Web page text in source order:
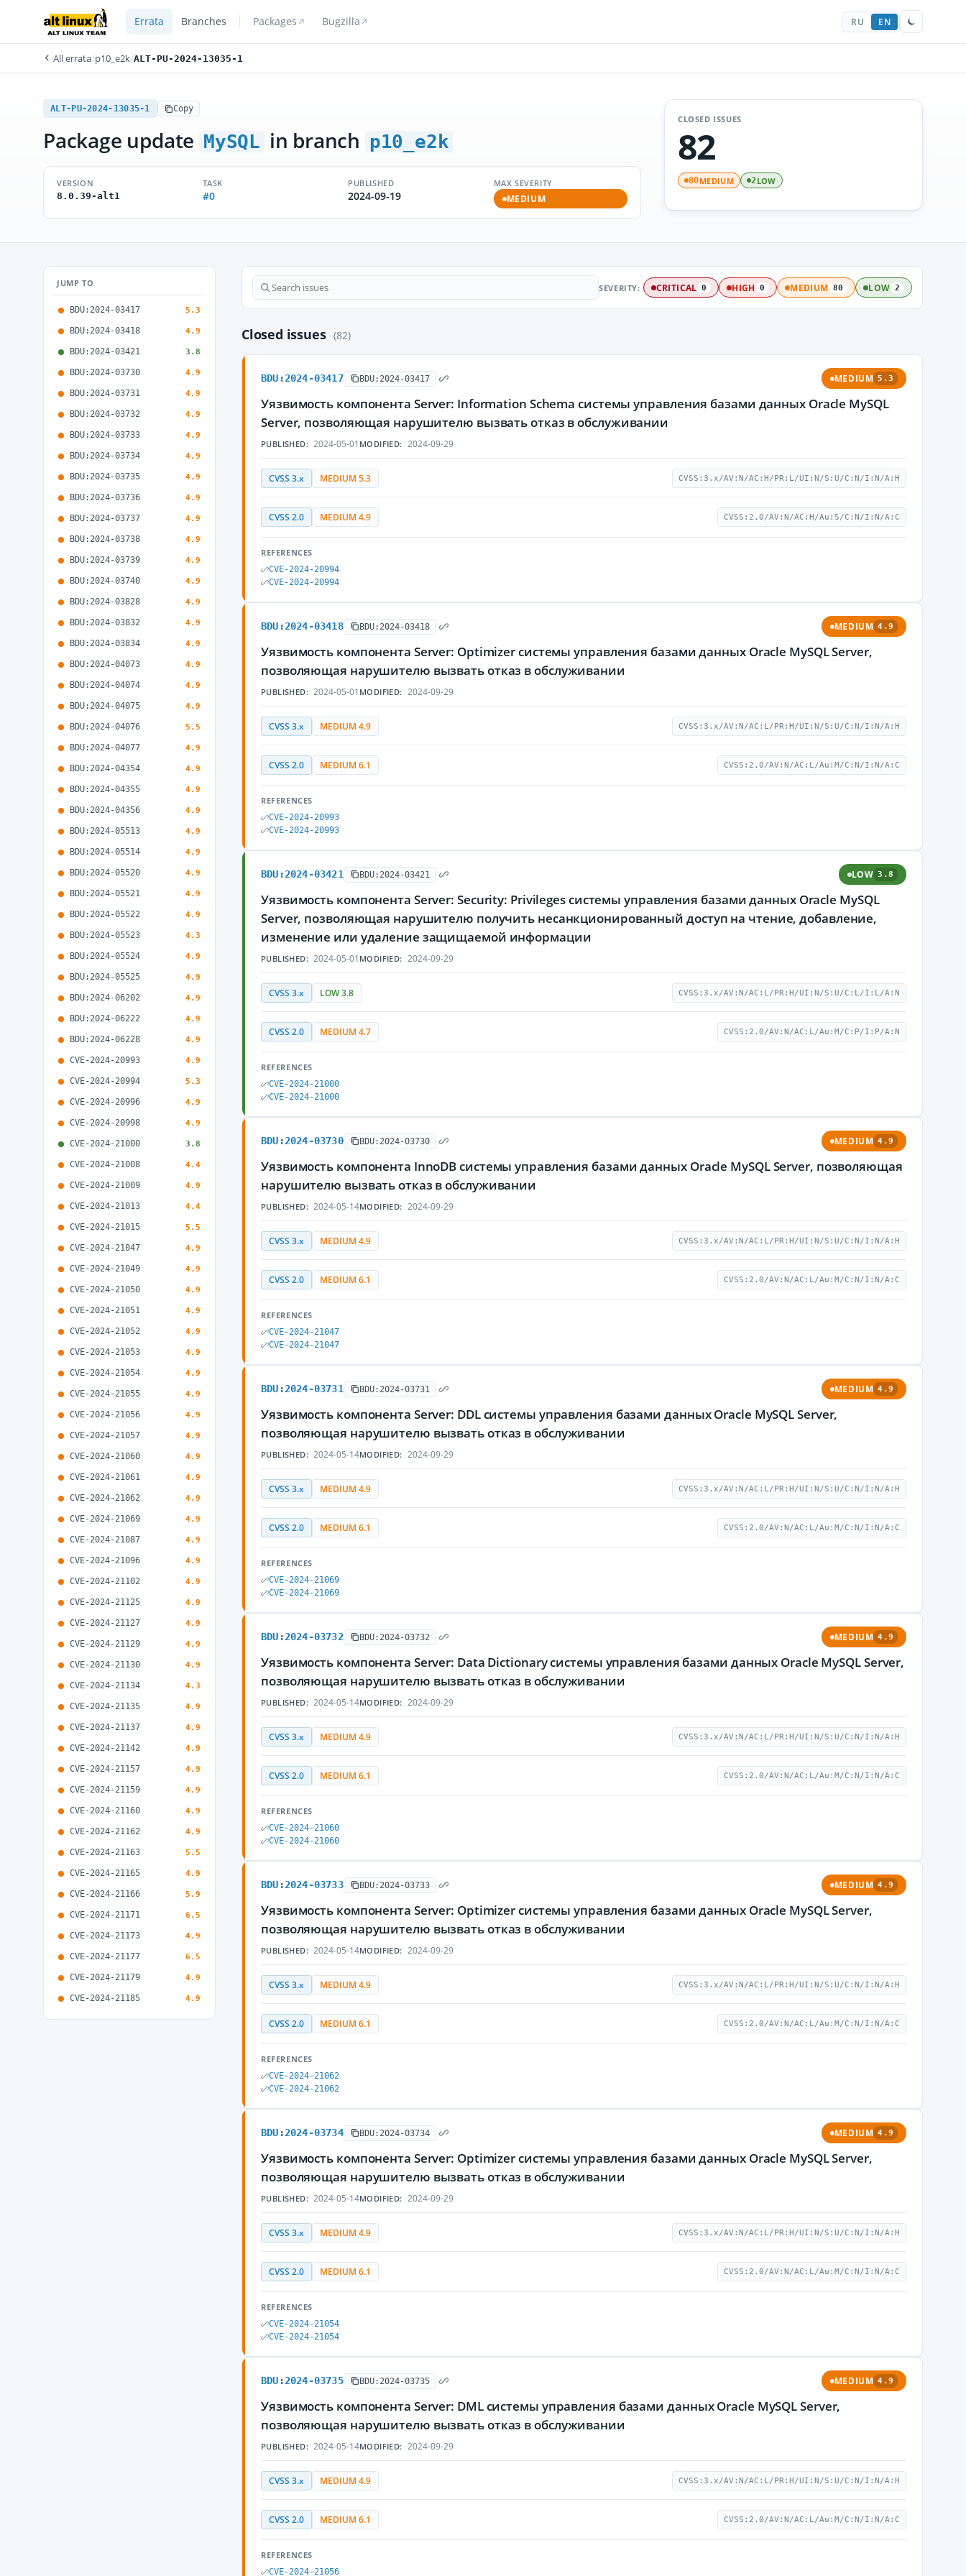
Errata Branches Packages Bugzilla RU EN
All errata/p10_e2k/ALT-PU-2024-13035-1
ALT-PU-2024-13035-1 Copy
Package update MySQL in branch p10_e2k
VERSION
8.0.39-alt1
TASK
#0
PUBLISHED
2024-09-19
MAX SEVERITY
MEDIUM
CLOSED ISSUES
82
80MEDIUM 2LOW
JUMP TO
BDU:2024-03417 5.3
BDU:2024-03418 4.9
BDU:2024-03421 3.8
BDU:2024-03730 4.9
BDU:2024-03731 4.9
BDU:2024-03732 4.9
BDU:2024-03733 4.9
BDU:2024-03734 4.9
BDU:2024-03735 4.9
BDU:2024-03736 4.9
BDU:2024-03737 4.9
BDU:2024-03738 4.9
BDU:2024-03739 4.9
BDU:2024-03740 4.9
BDU:2024-03828 4.9
BDU:2024-03832 4.9
BDU:2024-03834 4.9
BDU:2024-04073 4.9
BDU:2024-04074 4.9
BDU:2024-04075 4.9
BDU:2024-04076 5.5
BDU:2024-04077 4.9
BDU:2024-04354 4.9
BDU:2024-04355 4.9
BDU:2024-04356 4.9
BDU:2024-05513 4.9
BDU:2024-05514 4.9
BDU:2024-05520 4.9
BDU:2024-05521 4.9
BDU:2024-05522 4.9
BDU:2024-05523 4.3
BDU:2024-05524 4.9
BDU:2024-05525 4.9
BDU:2024-06202 4.9
BDU:2024-06222 4.9
BDU:2024-06228 4.9
CVE-2024-20993 4.9
CVE-2024-20994 5.3
CVE-2024-20996 4.9
CVE-2024-20998 4.9
CVE-2024-21000 3.8
CVE-2024-21008 4.4
CVE-2024-21009 4.9
CVE-2024-21013 4.4
CVE-2024-21015 5.5
CVE-2024-21047 4.9
CVE-2024-21049 4.9
CVE-2024-21050 4.9
CVE-2024-21051 4.9
CVE-2024-21052 4.9
CVE-2024-21053 4.9
CVE-2024-21054 4.9
CVE-2024-21055 4.9
CVE-2024-21056 4.9
CVE-2024-21057 4.9
CVE-2024-21060 4.9
CVE-2024-21061 4.9
CVE-2024-21062 4.9
CVE-2024-21069 4.9
CVE-2024-21087 4.9
CVE-2024-21096 4.9
CVE-2024-21102 4.9
CVE-2024-21125 4.9
CVE-2024-21127 4.9
CVE-2024-21129 4.9
CVE-2024-21130 4.9
CVE-2024-21134 4.3
CVE-2024-21135 4.9
CVE-2024-21137 4.9
CVE-2024-21142 4.9
CVE-2024-21157 4.9
CVE-2024-21159 4.9
CVE-2024-21160 4.9
CVE-2024-21162 4.9
CVE-2024-21163 5.5
CVE-2024-21165 4.9
CVE-2024-21166 5.9
CVE-2024-21171 6.5
CVE-2024-21173 4.9
CVE-2024-21177 6.5
CVE-2024-21179 4.9
CVE-2024-21185 4.9
SEVERITY: CRITICAL 0 HIGH 0 MEDIUM 80 LOW 2
Closed issues (82)
BDU:2024-03417 BDU:2024-03417 MEDIUM 5.3
Уязвимость компонента Server: Information Schema системы управления базами данных Oracle MySQL
Server, позволяющая нарушителю вызвать отказ в обслуживании
PUBLISHED: 2024-05-01 MODIFIED: 2024-09-29
CVSS 3.x MEDIUM 5.3 CVSS:3.x/AV:N/AC:H/PR:L/UI:N/S:U/C:N/I:N/A:H
CVSS 2.0 MEDIUM 4.9 CVSS:2.0/AV:N/AC:H/Au:S/C:N/I:N/A:C
REFERENCES
CVE-2024-20994
CVE-2024-20994
BDU:2024-03418 BDU:2024-03418 MEDIUM 4.9
Уязвимость компонента Server: Optimizer системы управления базами данных Oracle MySQL Server,
позволяющая нарушителю вызвать отказ в обслуживании
PUBLISHED: 2024-05-01 MODIFIED: 2024-09-29
CVSS 3.x MEDIUM 4.9 CVSS:3.x/AV:N/AC:L/PR:H/UI:N/S:U/C:N/I:N/A:H
CVSS 2.0 MEDIUM 6.1 CVSS:2.0/AV:N/AC:L/Au:M/C:N/I:N/A:C
REFERENCES
CVE-2024-20993
CVE-2024-20993
BDU:2024-03421 BDU:2024-03421 LOW 3.8
Уязвимость компонента Server: Security: Privileges системы управления базами данных Oracle MySQL
Server, позволяющая нарушителю получить несанкционированный доступ на чтение, добавление,
изменение или удаление защищаемой информации
PUBLISHED: 2024-05-01 MODIFIED: 2024-09-29
CVSS 3.x LOW 3.8 CVSS:3.x/AV:N/AC:L/PR:H/UI:N/S:U/C:L/I:L/A:N
CVSS 2.0 MEDIUM 4.7 CVSS:2.0/AV:N/AC:L/Au:M/C:P/I:P/A:N
REFERENCES
CVE-2024-21000
CVE-2024-21000
BDU:2024-03730 BDU:2024-03730 MEDIUM 4.9
Уязвимость компонента InnoDB системы управления базами данных Oracle MySQL Server, позволяющая
нарушителю вызвать отказ в обслуживании
PUBLISHED: 2024-05-14MODIFIED: 2024-09-29
CVSS 3.x MEDIUM 4.9 CVSS:3.x/AV:N/AC:L/PR:H/UI:N/S:U/C:N/I:N/A:H
CVSS 2.0 MEDIUM 6.1 CVSS:2.0/AV:N/AC:L/Au:M/C:N/I:N/A:C
REFERENCES
CVE-2024-21047
CVE-2024-21047
BDU:2024-03731 BDU:2024-03731 MEDIUM 4.9
Уязвимость компонента Server: DDL системы управления базами данных Oracle MySQL Server,
позволяющая нарушителю вызвать отказ в обслуживании
PUBLISHED: 2024-05-14MODIFIED: 2024-09-29
CVSS 3.x MEDIUM 4.9 CVSS:3.x/AV:N/AC:L/PR:H/UI:N/S:U/C:N/I:N/A:H
CVSS 2.0 MEDIUM 6.1 CVSS:2.0/AV:N/AC:L/Au:M/C:N/I:N/A:C
REFERENCES
CVE-2024-21069
CVE-2024-21069
BDU:2024-03732 BDU:2024-03732 MEDIUM 4.9
Уязвимость компонента Server: Data Dictionary системы управления базами данных Oracle MySQL Server,
позволяющая нарушителю вызвать отказ в обслуживании
PUBLISHED: 2024-05-14MODIFIED: 2024-09-29
CVSS 3.x MEDIUM 4.9 CVSS:3.x/AV:N/AC:L/PR:H/UI:N/S:U/C:N/I:N/A:H
CVSS 2.0 MEDIUM 6.1 CVSS:2.0/AV:N/AC:L/Au:M/C:N/I:N/A:C
REFERENCES
CVE-2024-21060
CVE-2024-21060
BDU:2024-03733 BDU:2024-03733 MEDIUM 4.9
Уязвимость компонента Server: Optimizer системы управления базами данных Oracle MySQL Server,
позволяющая нарушителю вызвать отказ в обслуживании
PUBLISHED: 2024-05-14MODIFIED: 2024-09-29
CVSS 3.x MEDIUM 4.9 CVSS:3.x/AV:N/AC:L/PR:H/UI:N/S:U/C:N/I:N/A:H
CVSS 2.0 MEDIUM 6.1 CVSS:2.0/AV:N/AC:L/Au:M/C:N/I:N/A:C
REFERENCES
CVE-2024-21062
CVE-2024-21062
BDU:2024-03734 BDU:2024-03734 MEDIUM 4.9
Уязвимость компонента Server: Optimizer системы управления базами данных Oracle MySQL Server,
позволяющая нарушителю вызвать отказ в обслуживании
PUBLISHED: 2024-05-14MODIFIED: 2024-09-29
CVSS 3.x MEDIUM 4.9 CVSS:3.x/AV:N/AC:L/PR:H/UI:N/S:U/C:N/I:N/A:H
CVSS 2.0 MEDIUM 6.1 CVSS:2.0/AV:N/AC:L/Au:M/C:N/I:N/A:C
REFERENCES
CVE-2024-21054
CVE-2024-21054
BDU:2024-03735 BDU:2024-03735 MEDIUM 4.9
Уязвимость компонента Server: DML системы управления базами данных Oracle MySQL Server,
позволяющая нарушителю вызвать отказ в обслуживании
PUBLISHED: 2024-05-14MODIFIED: 2024-09-29
CVSS 3.x MEDIUM 4.9 CVSS:3.x/AV:N/AC:L/PR:H/UI:N/S:U/C:N/I:N/A:H
CVSS 2.0 MEDIUM 6.1 CVSS:2.0/AV:N/AC:L/Au:M/C:N/I:N/A:C
REFERENCES
CVE-2024-21056